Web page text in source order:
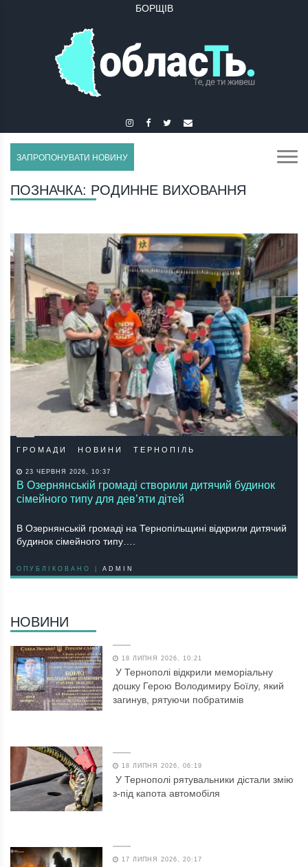
БОРЩІВ
ЗАПРОПОНУВАТИ НОВИНУ
ПОЗНАЧКА: РОДИННЕ ВИХОВАННЯ
ГРОМАДИ НОВИНИ ТЕРНОПІЛЬ
23 ЧЕРВНЯ 2026, 10:37
В Озернянській громаді створили дитячий будинок
сімейного типу для дев’яти дітей
В Озернянській громаді на Тернопільщині відкрили дитячий
будинок сімейного типу….
ОПУБЛІКОВАНО | ADMIN
НОВИНИ
18 ЛИПНЯ 2026, 10:21
У Тернополі відкрили меморіальну
дошку Герою Володимиру Боїлу, який
загинув, рятуючи побратимів
18 ЛИПНЯ 2026, 06:19
У Тернополі рятувальники дістали змію
з-під капота автомобіля
17 ЛИПНЯ 2026, 20:17